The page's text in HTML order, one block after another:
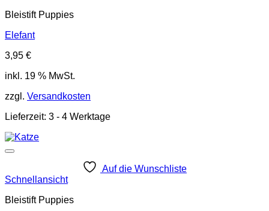
Bleistift Puppies
Elefant
3,95 €
inkl. 19 % MwSt.
zzgl. Versandkosten
Lieferzeit: 3 - 4 Werktage
Auf die Wunschliste
Schnellansicht
Bleistift Puppies